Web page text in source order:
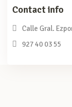
Contact info
Calle Gral.
927 40 03 55